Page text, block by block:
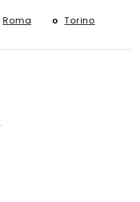
Roma Torino